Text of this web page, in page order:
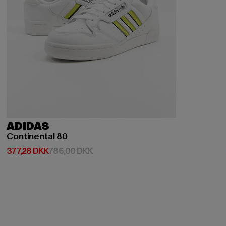
ADIDAS
Continental 80
377,28 DKK
Nuværende pris: 377,28 DKK
786,00 DKKKampagnepris: 786,00 DKK